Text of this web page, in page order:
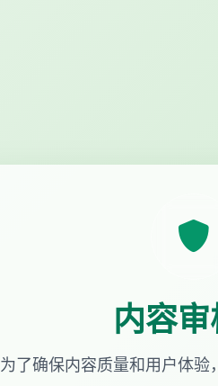
内容
为了确保内容质量和用户体验